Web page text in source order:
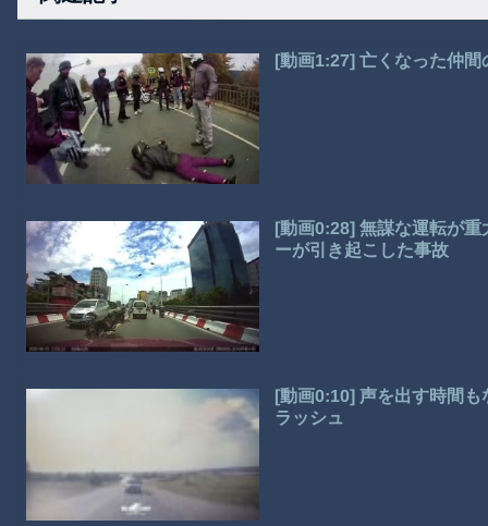
[動画1:27] 亡くなった仲
[動画0:28] 無謀な運転が
ーが引き起こした事故
[動画0:10] 声を出す時間
ラッシュ